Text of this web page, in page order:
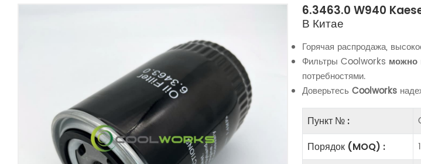
6.3463.0 W940
В Китае
Горячая распродажа,
Фильтры Coolworks можно
потребностями.
Доверьтесь Coolworks
Пункт № :
Порядок (MOQ) : 1